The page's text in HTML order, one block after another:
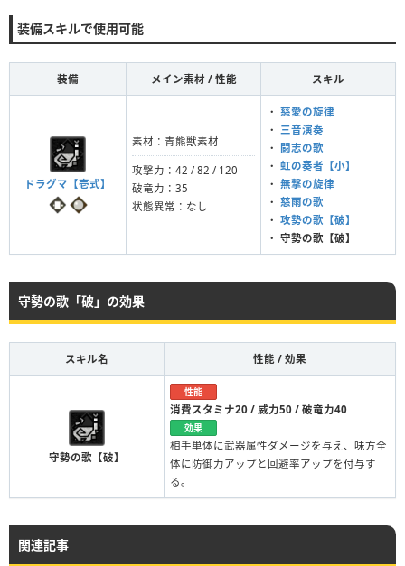
装備スキルで使用可能
装備 メイン素材 / 性能 スキル
ドラグマ【壱式】
素材：青熊獣素材
攻撃力：42 / 82 / 120
破竜力：35
状態異常：なし
・ 慈愛の旋律
・ 三音演奏
・ 闘志の歌
・ 虹の奏者【小】
・ 無撃の旋律
・ 慈雨の歌
・ 攻勢の歌【破】
・ 守勢の歌【破】
守勢の歌「破」の効果
スキル名 性能 / 効果
守勢の歌【破】
性能
消費スタミナ20 / 威力50 / 破竜力40
効果
相手単体に武器属性ダメージを与え、味方全
体に防御力アップと回避率アップを付与す
る。
関連記事